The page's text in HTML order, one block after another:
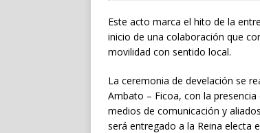
Este acto marca el hito de la
inicio de una colaboración que
movilidad con sentido local.
La ceremonia de develación se
Ambato – Ficoa, con la
medios de comunicación y
será entregado a la Reina electa